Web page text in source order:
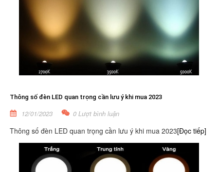
Thông số đèn LED quan trọng cần lưu ý khi mua 2023
12/01/2023 0 Lượt bình luận
Thông số đèn LED quan trọng cần lưu ý khi mua 2023[Đọc tiếp]